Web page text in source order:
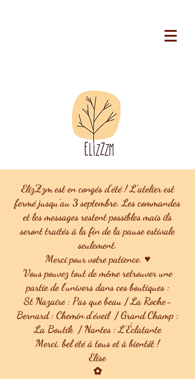
ElizZzm est en congés d'été ! L'atelier est
fermé jusqu'au 3 septembre. Les commandes
et les messages restent possibles mais ils
seront traités à la fin de la pause estivale
seulement.
Merci pour votre patience. ♥
Vous pouvez tout de même retrouver une
partie de l'univers dans ces boutiques :
St Nazaire : Pas que beau / La Roche-
Bernard : Chemin d'éveil / Grand Champ :
La Boutik / Nantes : L'Éclatante
Merci, bel été à tous et à bientôt !
Elise
✿